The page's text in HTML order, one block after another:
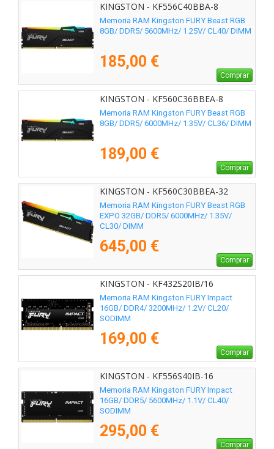
KINGSTON - KF556C40BBA-8
Memoria RAM Kingston FURY Beast RGB
8GB/ DDR5/ 5600MHz/ 1.25V/ CL40/ DIMM
185,00 €
Comprar
KINGSTON - KF560C36BBEA-8
Memoria RAM Kingston FURY Beast RGB
8GB/ DDR5/ 6000MHz/ 1.35V/ CL36/ DIMM
189,00 €
Comprar
KINGSTON - KF560C30BBEA-32
Memoria RAM Kingston FURY Beast RGB
EXPO 32GB/ DDR5/ 6000MHz/ 1.35V/
CL30/ DIMM
645,00 €
Comprar
KINGSTON - KF432S20IB/16
Memoria RAM Kingston FURY Impact
16GB/ DDR4/ 3200MHz/ 1.2V/ CL20/
SODIMM
169,00 €
Comprar
KINGSTON - KF556S40IB-16
Memoria RAM Kingston FURY Impact
16GB/ DDR5/ 5600MHz/ 1.1V/ CL40/
SODIMM
295,00 €
Comprar